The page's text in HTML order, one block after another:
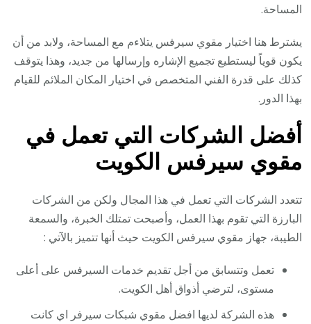
المساحة.
يشترط هنا اختيار مقوي سيرفس يتلاءم مع المساحة، ولابد من أن
يكون قوياً ليستطيع تجميع الإشاره وإرسالها من جديد، وهذا يتوقف
كذلك على قدرة الفني المتخصص في اختيار المكان الملائم للقيام
بهذا الدور.
أفضل الشركات التي تعمل في
مقوي سيرفس الكويت
تتعدد الشركات التي تعمل في هذا المجال ولكن من الشركات
البارزة التي تقوم بهذا العمل، وأصبحت تمتلك الخبرة، والسمعة
الطيبة، جهاز مقوي سيرفس الكويت حيث أنها تتميز بالآتي :
تعمل وتتسابق من أجل تقديم خدمات السيرفس على أعلى
مستوى، لترضي أذواق أهل الكويت.
هذه الشركة لديها افضل مقوي شبكات سيرفر اي كانت